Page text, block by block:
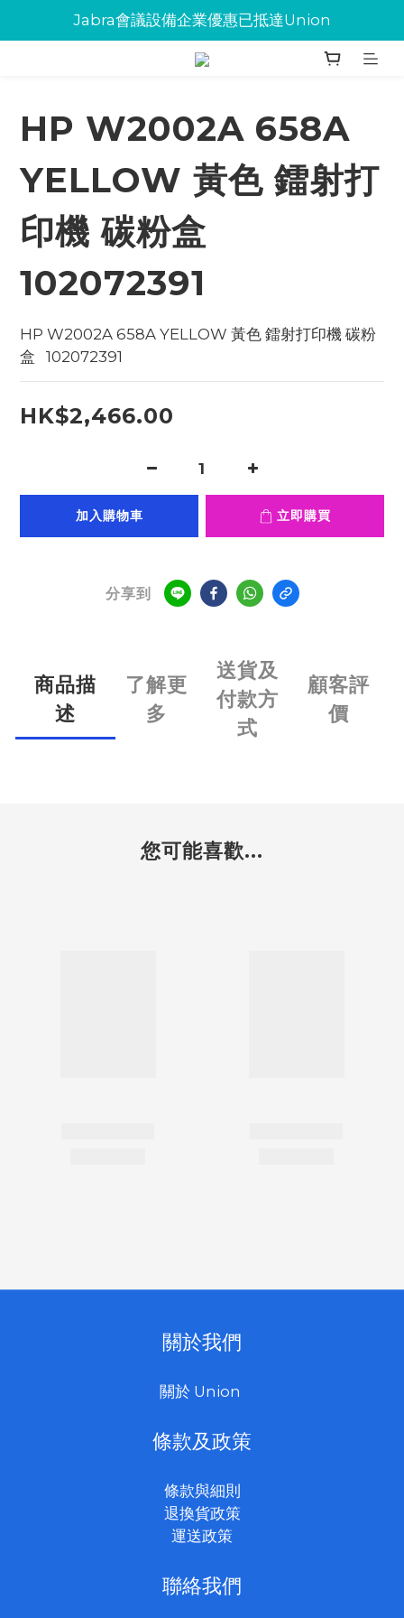
Jabra會議設備企業優惠已抵達Union
Jabra會議設備企業優惠已抵達Union
環保碳粉歡迎大量下單
HP W2002A 658A
YELLOW 黃色 鐳射打
印機 碳粉盒
102072391
HP W2002A 658A YELLOW 黃色 鐳射打印機 碳粉
盒   102072391
HK$2,466.00
加入購物車 立即購買
分享到
商品描
述
了解更
多
送貨及
付款方
式
顧客評
價
您可能喜歡...
關於我們
關於 Union
條款及政策
條款與細則
退換貨政策
運送政策
聯絡我們